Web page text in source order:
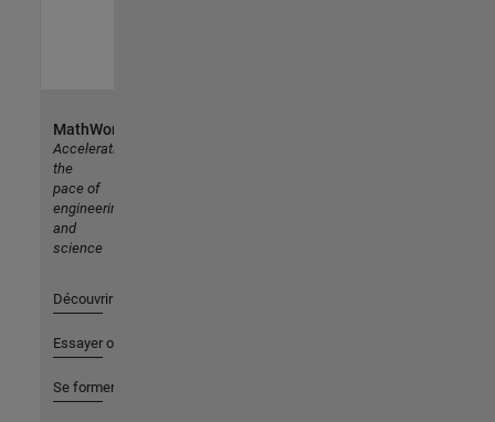
MathWorks
Accelerating
the
pace of
engineering
and
science
Découvrir les produits
Essayer ou acheter
Se former